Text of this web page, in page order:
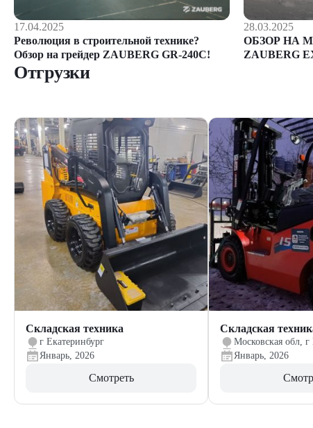
17.04.2025
Революция в строительной технике?
Обзор на грейдер ZAUBERG GR-240C!
28.03.2025
ОБЗОР НА
ZAUBERG
Отгрузки
Складская техника
г Екатеринбург
Январь, 2026
Смотреть
Складская
Московская обл, г
Январь, 2026